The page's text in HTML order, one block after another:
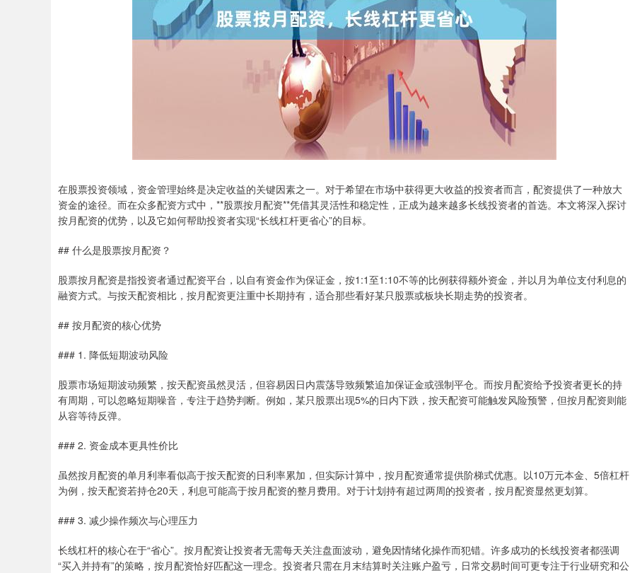
在股票投资领域，资金管理始终是决定收益的关键因素之一。对于希望在市场中获得更大收益的投资者而言，配资提供了一种放大
资金的途径。而在众多配资方式中，**股票按月配资**凭借其灵活性和稳定性，正成为越来越多长线投资者的首选。本文将深入探讨
按月配资的优势，以及它如何帮助投资者实现“长线杠杆更省心”的目标。
## 什么是股票按月配资？
股票按月配资是指投资者通过配资平台，以自有资金作为保证金，按1:1至1:10不等的比例获得额外资金，并以月为单位支付利息的
融资方式。与按天配资相比，按月配资更注重中长期持有，适合那些看好某只股票或板块长期走势的投资者。
## 按月配资的核心优势
### 1. 降低短期波动风险
股票市场短期波动频繁，按天配资虽然灵活，但容易因日内震荡导致频繁追加保证金或强制平仓。而按月配资给予投资者更长的持
有周期，可以忽略短期噪音，专注于趋势判断。例如，某只股票出现5%的日内下跌，按天配资可能触发风险预警，但按月配资则能
从容等待反弹。
### 2. 资金成本更具性价比
虽然按月配资的单月利率看似高于按天配资的日利率累加，但实际计算中，按月配资通常提供阶梯式优惠。以10万元本金、5倍杠杆
为例，按天配资若持仓20天，利息可能高于按月配资的整月费用。对于计划持有超过两周的投资者，按月配资显然更划算。
### 3. 减少操作频次与心理压力
长线杠杆的核心在于“省心”。按月配资让投资者无需每天关注盘面波动，避免因情绪化操作而犯错。许多成功的长线投资者都强调
“买入并持有”的策略，按月配资恰好匹配这一理念。投资者只需在月末结算时关注账户盈亏，日常交易时间可更专注于行业研究和公